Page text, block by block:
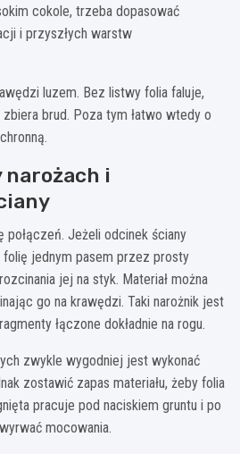
cokole, trzeba dopasować
i przyszłych warstw
luzem. Bez listwy folia faluje,
zbiera brud. Poza tym łatwo wtedy o
narożach i
Jeżeli odcinek ściany
jednym pasem przez prosty
jej na styk. Materiał można
go na krawędzi. Taki narożnik jest
łączone dokładnie na rogu.
zwykle wygodniej jest wykonać
zostawić zapas materiału, żeby folia
pracuje pod naciskiem gruntu i po
mocowania.